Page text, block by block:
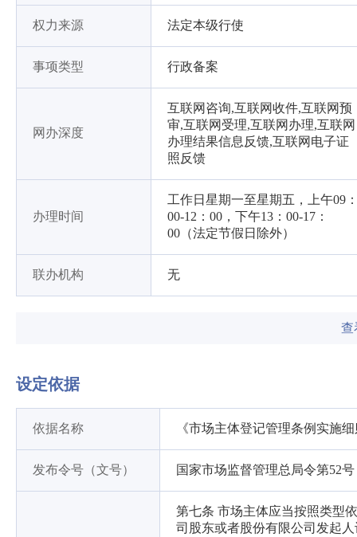
权力来源 法定本级行使
事项类型 行政备案
网办深度
互联网咨询,互联网收件,互联网预
审,互联网受理,互联网办理,互联网
办理结果信息反馈,互联网电子证
照反馈
办理时间
工作日星期一至星期五，上午09
00-12：00，下午13：00-17：
00（法定节假日除外）
联办机构 无
查
设定依据
依据名称 《市场主体登记管理条例实施
发布令号（文号） 国家市场监督管理总局令第52号
第七条 市场主体应当按照类型
司股东或者股份有限公司发起